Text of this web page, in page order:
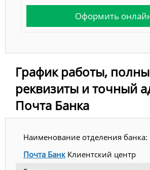
Оформить
График работы,
реквизиты и точный
Почта Банка
Наименование отделения банка:
Почта БанкКлиентский центр